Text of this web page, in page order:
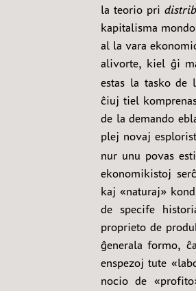
la teorio pri
kapitalisma
al la vara
alivorte, kiel ĝi
estas la tasko de
ĉiuj tiel
de la demando
plej novaj
nur unu povas
ekonomikistoj
kaj «naturaj»
de specife
proprieto de
ĝenerala formo,
enspezoj tute
nocio de